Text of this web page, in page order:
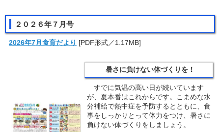
２０２６年７月号
2026年7月食育だより [PDF形式／1.17MB]
暑さに負けない体づくりを！
すでに気温の高い日が続いています
が、夏本番はこれからです。こまめな水
分補給で熱中症を予防するとともに、食
事をしっかりとって体力をつけ、暑さに
負けない体づくりをしましょう。